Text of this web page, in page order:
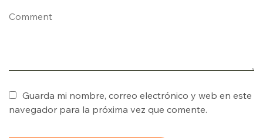
Guarda mi nombre, correo electrónico y web en este
navegador para la próxima vez que comente.